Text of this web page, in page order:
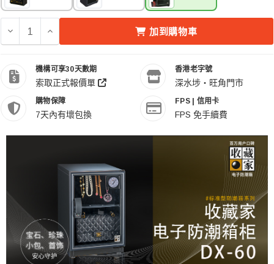
減少 EUREKA 收藏家 DX-60 47L 電子防潮箱 (五年保養) 的
增加 EUREKA 收藏家 DX-60 47L 電子防潮箱 (五年
加到購物車
機構可享30天數期
索取正式報價單
香港老字號
深水埗・旺角門市
購物保障
7天內有壞包換
FPS | 信用卡
FPS 免手續費